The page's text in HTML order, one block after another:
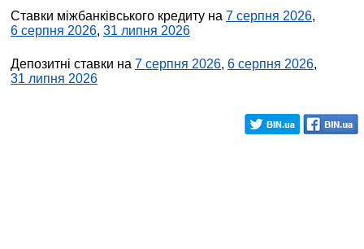
Ставки міжбанківського кредиту на 7 серпня 2026,
6 серпня 2026, 31 липня 2026
Депозитні ставки на 7 серпня 2026, 6 серпня 2026,
31 липня 2026